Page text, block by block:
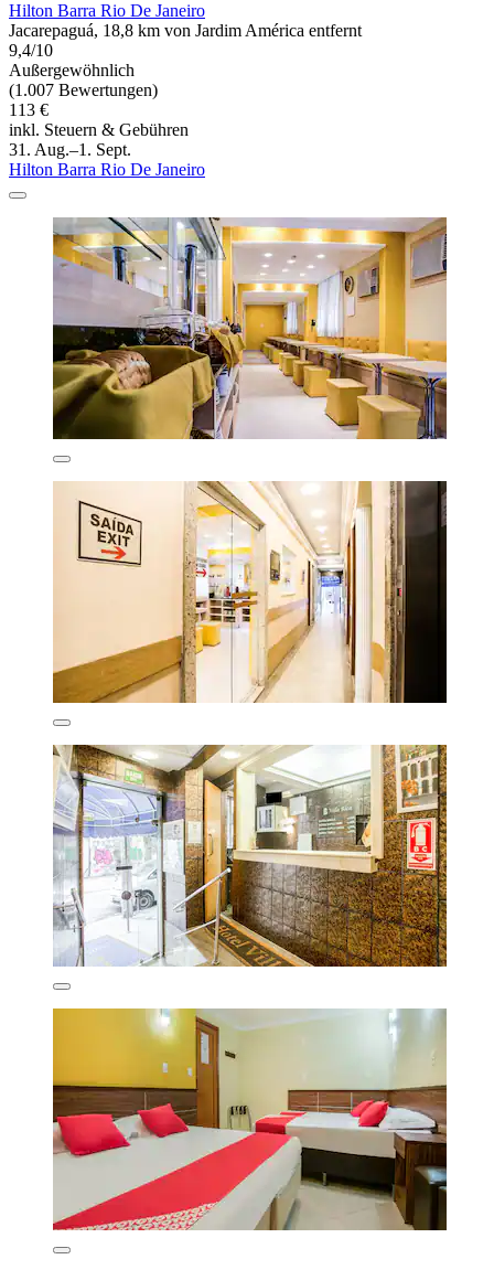
Hilton Barra Rio De Janeiro
Jacarepaguá, 18,8 km von Jardim América entfernt
9,4/10
Außergewöhnlich
(1.007 Bewertungen)
113 €
inkl. Steuern & Gebühren
31. Aug.–1. Sept.
Hilton Barra Rio De Janeiro